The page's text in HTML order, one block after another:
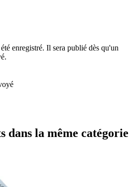
enregistré. Il sera publié dès qu'un
dans la même catégorie